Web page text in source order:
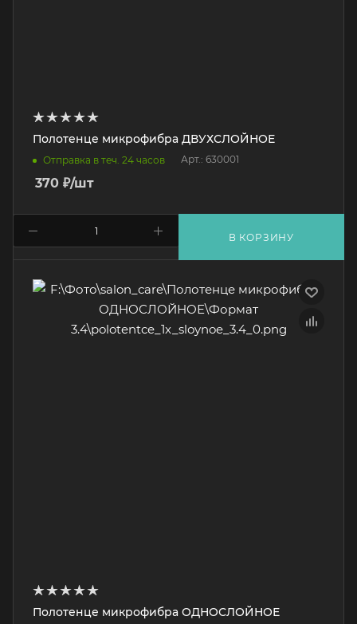
Полотенце микрофибра ДВУХСЛОЙНОЕ
Отправка в теч. 24 часов Арт.: 630001
370 ₽/шт
В КОРЗИНУ
Полотенце микрофибра ОДНОСЛОЙНОЕ